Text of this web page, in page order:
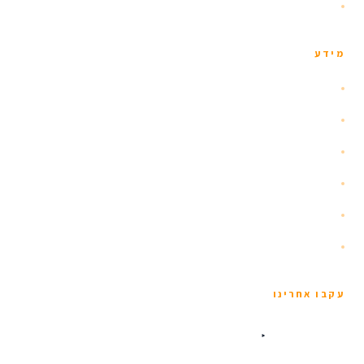
צור קשר
מידע
אודות
הזוהר הצפוני
איסלנד עם ילדים
שומרי כשרות
תנאים כלליים
מדיניות פרטיות
עקבו אחרינו